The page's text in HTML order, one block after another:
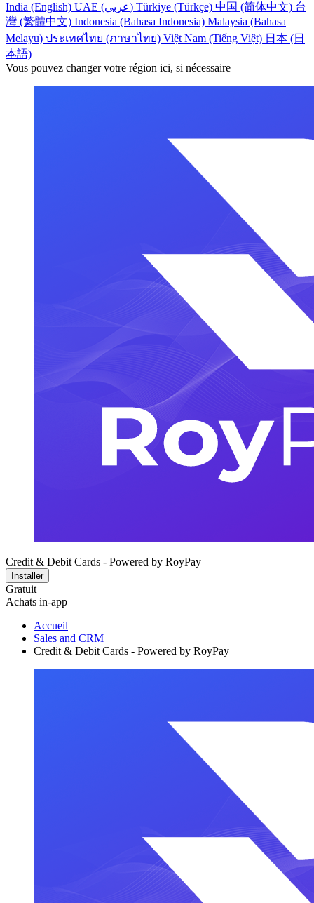
India (English)
UAE (عربي) Türkiye (Türkçe) 中国 (简体中文) 台
灣 (繁體中文) Indonesia (Bahasa Indonesia) Malaysia (Bahasa
Melayu) ประเทศไทย (ภาษาไทย) Việt Nam (Tiếng Việt) 日本 (日
本語)
Vous pouvez changer votre région ici, si nécessaire
Credit & Debit Cards - Powered by RoyPay
Installer
Gratuit
Achats in-app
Accueil
Sales and CRM
Credit & Debit Cards - Powered by RoyPay